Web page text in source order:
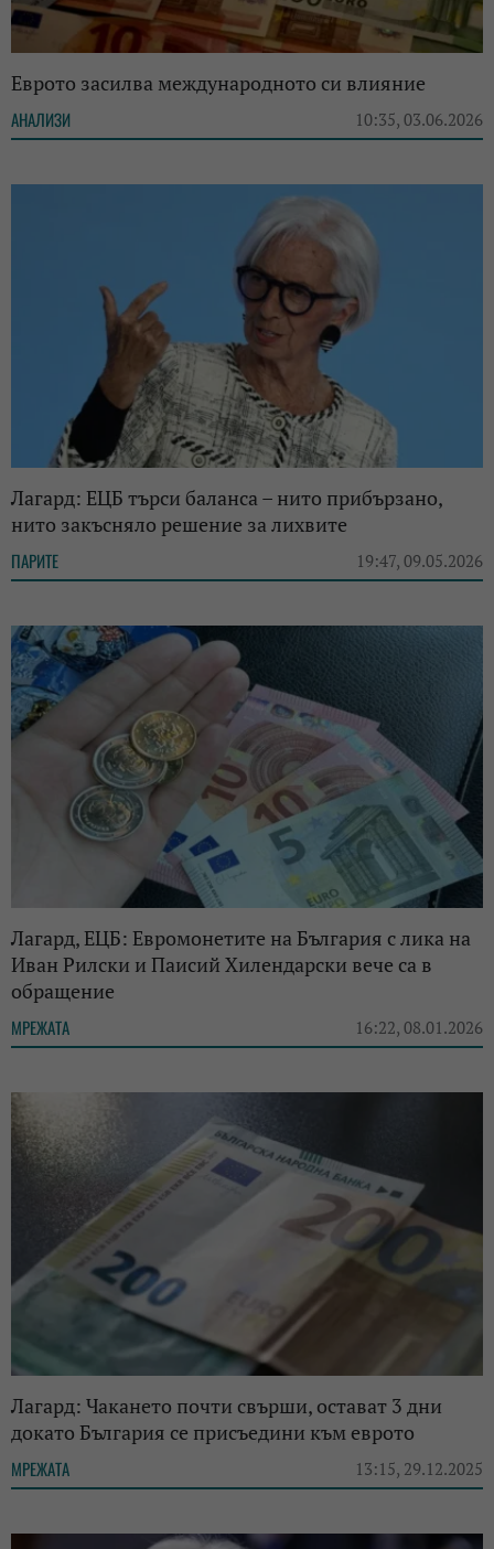
Еврото засилва международното си влияние
АНАЛИЗИ 10:35, 03.06.2026
Лагард: ЕЦБ търси баланса – нито прибързано,
нито закъсняло решение за лихвите
ПАРИТЕ 19:47, 09.05.2026
Лагард, ЕЦБ: Евромонетите на България с лика на
Иван Рилски и Паисий Хилендарски вече са в
обращение
МРЕЖАТА 16:22, 08.01.2026
Лагард: Чакането почти свърши, остават 3 дни
докато България се присъедини към еврото
МРЕЖАТА 13:15, 29.12.2025